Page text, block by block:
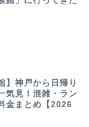
】神戸から日帰り
気見！混雑・ラン
金まとめ【2026